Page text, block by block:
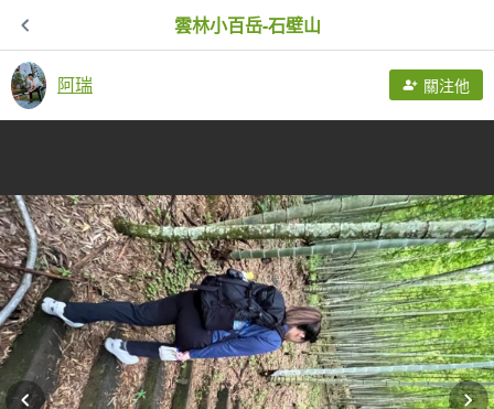
雲林小百岳-石壁山
阿瑞 關注他